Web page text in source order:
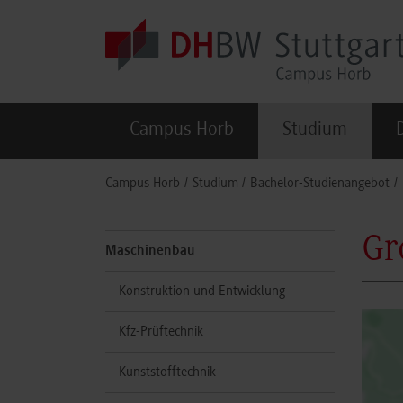
Campus Horb Studium
Campus Horb Studium Bachelor-Studienangebot
Maschinenbau
Konstruktion und Entwicklung
Kfz-Prüftechnik
Kunststofftechnik